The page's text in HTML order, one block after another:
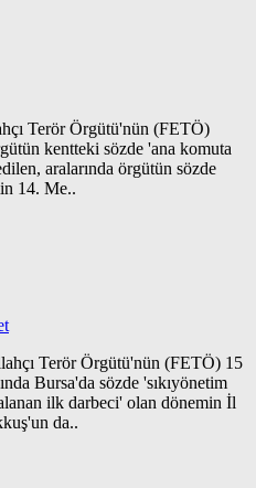
Terör Örgütü'nün (FETÖ)
kentteki sözde 'ana komuta
aralarında örgütün sözde
14. Me..
Terör Örgütü'nün (FETÖ) 15
Bursa'da sözde 'sıkıyönetim
ilk darbeci' olan dönemin İl
da..